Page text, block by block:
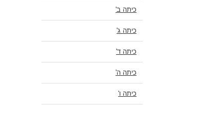
כיתה ב'
כיתה ג'
כיתה ד'
כיתה ה'
כיתה ו'